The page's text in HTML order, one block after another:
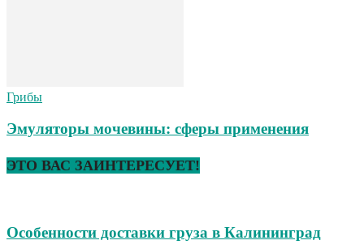
Грибы
Эмуляторы мочевины: сферы применения
ЭТО ВАС ЗАИНТЕРЕСУЕТ!
Особенности доставки груза в Калининград